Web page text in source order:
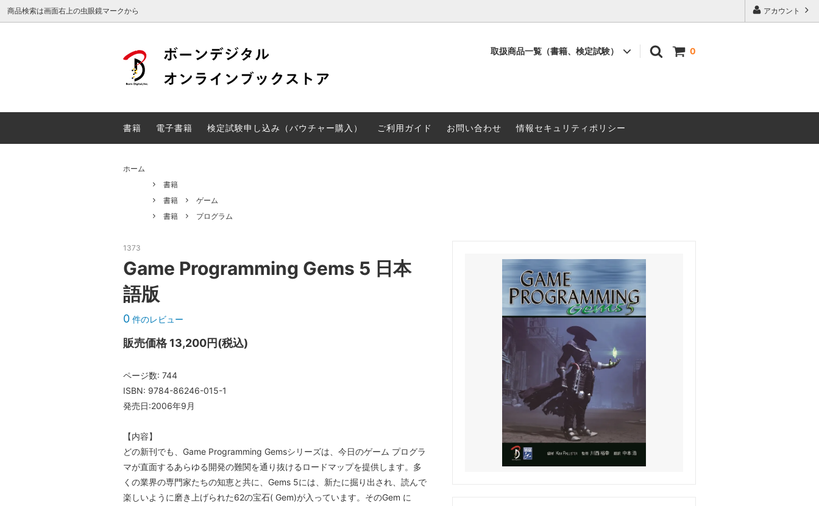
アカウント
商品検索は画面右上の虫眼鏡マークから
0
取扱商品一覧（書籍、検定試験）
unity関連書籍
書籍 電子書籍 検定試験申し込み（バウチャー購入） ご利用ガイド お問い合わせ 情報セキュリティポリシー
ホーム
書籍
書籍
ゲーム
書籍
プログラム
1373
Game Programming Gems 5 日本
語版
0 件のレビュー
販売価格 13,200円(税込)
ページ数: 744
ISBN: 9784-86246-015-1
発売日:2006年9月
【内容】
どの新刊でも、Game Programming Gemsシリーズは、今日のゲーム プログラ
マが直面するあらゆる開発の難関を通り抜けるロードマップを提供します。多
くの業界の専門家たちの知恵と共に、Gems 5には、新たに掘り出され、読んで
楽しいように磨き上げられた62の宝石( Gem)が入っています。そのGem に